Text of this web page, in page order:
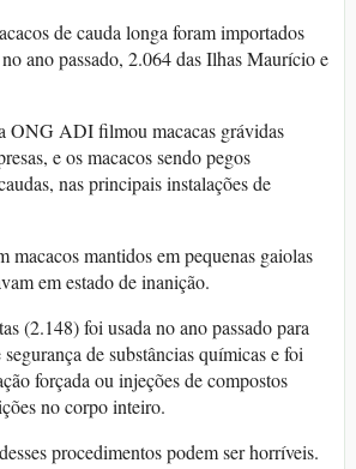
de cauda longa foram importados
ano passado, 2.064 das Ilhas Maurício e
ONG ADI filmou macacas grávidas
e os macacos sendo pegos
nas principais instalações de
macacos mantidos em pequenas gaiolas
em estado de inanição.
(2.148) foi usada no ano passado para
de substâncias químicas e foi
forçada ou injeções de compostos
no corpo inteiro.
procedimentos podem ser horríveis.